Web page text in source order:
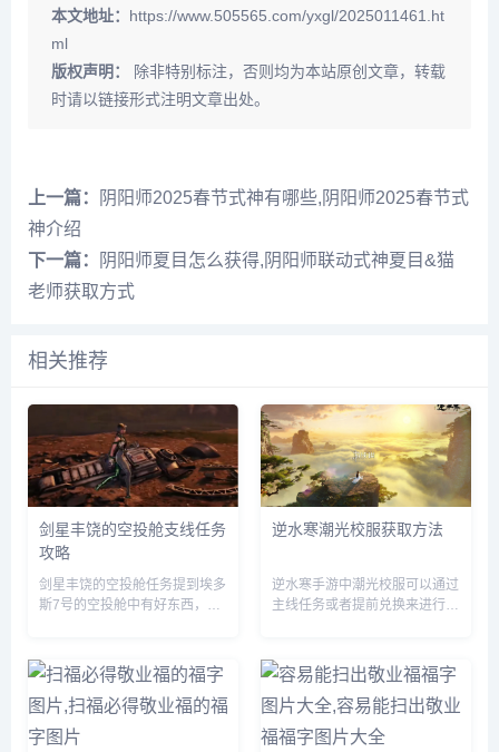
本文地址： https://www.505565.com/yxgl/2025011461.ht
ml
版权声明：
除非特别标注，否则均为本站原创文章，转载
时请以链接形式注明文章出处。
上一篇：
阴阳师2025春节式神有哪些,阴阳师2025春节式
神介绍
下一篇：
阴阳师夏目怎么获得,阴阳师联动式神夏目&猫
老师获取方式
相关推荐
剑星丰饶的空投舱支线任务
攻略
剑星丰饶的空投舱任务提到埃多
斯7号的空投舱中有好东西，先
斯7号找到空投舱，但是等我们
达到的时候里面已经没啥好东西
了。...
逆水寒潮光校服获取方法
逆水寒手游中潮光校服可以通过
主线任务或者提前兑换来进行获
么获得，下面小编就为大家带来
具体的方法，有需要的自行查看
吧。...